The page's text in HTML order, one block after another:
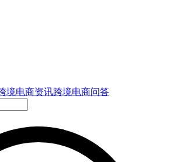
境电商资讯跨境电商问答